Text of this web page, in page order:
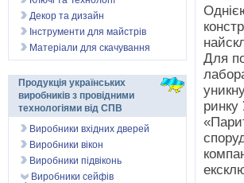
Для
ринку
Декор та дизайн
Інструменти для майстрів
Матеріали для скачування
Продукція українських
виробників з провідними
технологіями від СПВ
Виробники вхідних дверей
Виробники вікон
Виробники підвіконь
Виробники сейфів